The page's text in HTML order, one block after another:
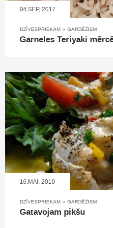
04.SEP, 2017
DZĪVESPRIEKAM » GARDĒŽIEM
Garneles Teriyaki
16.MAI, 2010
DZĪVESPRIEKAM » GARDĒŽIEM
Gatavojam pikšu